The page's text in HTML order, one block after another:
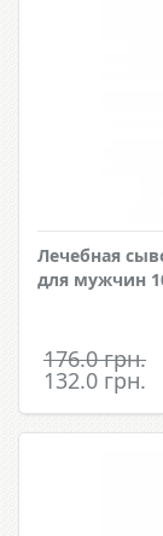
Лечебная
для мужчин
176.0 грн.
132.0 грн.